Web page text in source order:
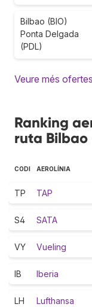
Bilbao (BIO)
Ponta Delgada
(PDL)
Veure més ofertes
Ranking
ruta
CODI AEROLÍNIA
TP TAP
S4 SATA
VY Vueling
IB Iberia
LH Lufthansa